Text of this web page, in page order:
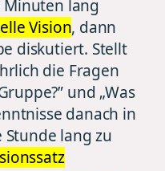
lang
Vision, dann
diskutiert. Stellt
die Fragen
und „Was
danach in
lang zu